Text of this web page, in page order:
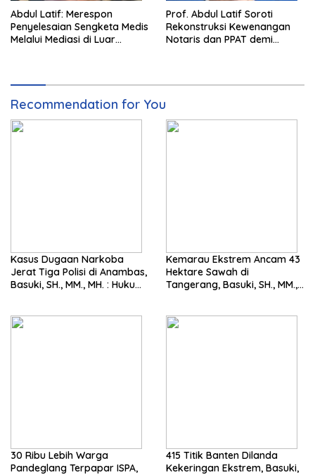
Abdul Latif: Merespon
Penyelesaian Sengketa Medis
Melalui Mediasi di Luar
Prof. Abdul Latif Soroti
Rekonstruksi Kewenangan
Notaris dan PPAT demi
Recommendation for You
Kasus Dugaan Narkoba
Jerat Tiga Polisi di Anambas,
Basuki, SH., MM., MH. : Hukum
Kemarau Ekstrem Ancam 43
Hektare Sawah di
Tangerang, Basuki, SH., MM.,
30 Ribu Lebih Warga
Pandeglang Terpapar ISPA,
415 Titik Banten Dilanda
Kekeringan Ekstrem, Basuki,